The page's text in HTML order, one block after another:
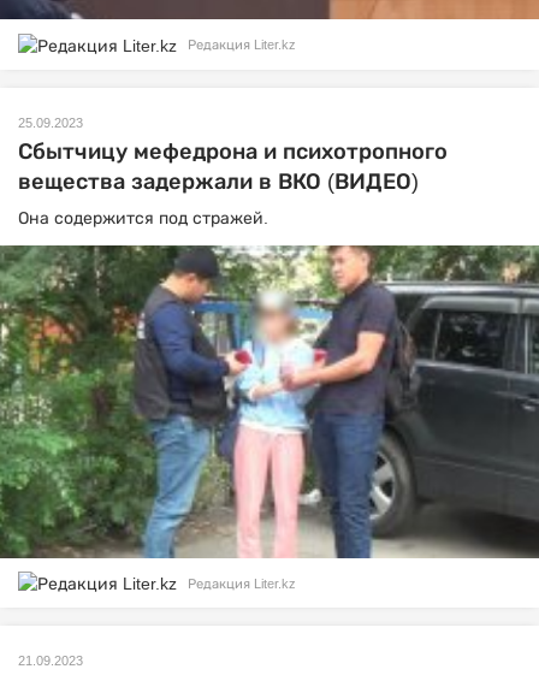
Редакция Liter.kz
25.09.2023
Сбытчицу мефедрона и психотропного
вещества задержали в ВКО (ВИДЕО)
Она содержится под стражей.
Редакция Liter.kz
21.09.2023